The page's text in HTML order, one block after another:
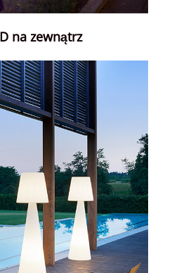
na zewnątrz